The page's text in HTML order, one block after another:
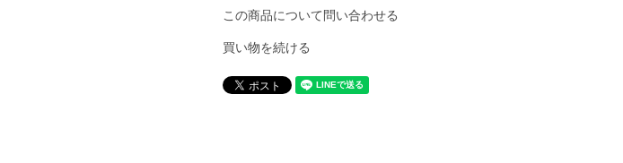
この商品について問い合わせる
買い物を続ける